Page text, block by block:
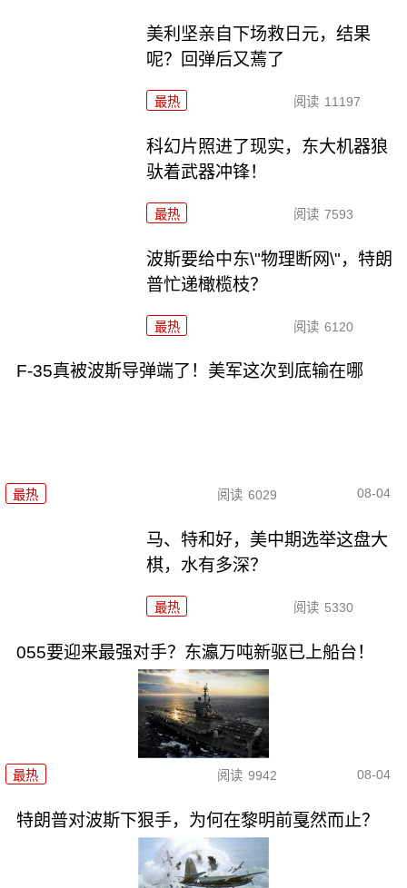
美利坚亲自下场救日元，结果
呢？回弹后又蔫了
最热 阅读 11197
科幻片照进了现实，东大机器狼
驮着武器冲锋！
最热 阅读 7593
波斯要给中东\"物理断网\"，特朗
普忙递橄榄枝？
最热 阅读 6120
F-35真被波斯导弹端了！美军这次到底输在哪
最热 阅读 6029 08-04
马、特和好，美中期选举这盘大
棋，水有多深？
最热 阅读 5330
055要迎来最强对手？东瀛万吨新驱已上船台！
最热 阅读 9942 08-04
特朗普对波斯下狠手，为何在黎明前戛然而止？